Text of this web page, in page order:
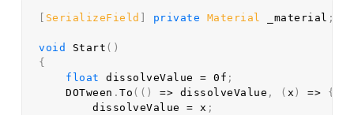
SerializeField private Material _material ;
void Start ( )
{
float
dissolveValue = 0f ;
    DOTween
.To ( ( ) => dissolveValue , ( x ) =>
{
        dissolveValue
= x ;